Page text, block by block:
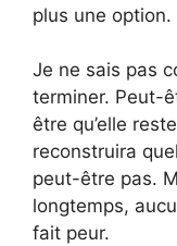
plus une option.
Je ne sais pas
terminer. Peut-
être qu’elle
reconstruira
peut-être pas.
longtemps,
fait peur.